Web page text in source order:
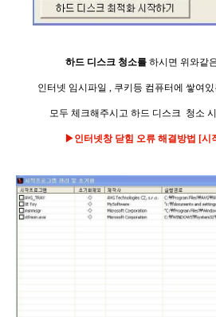
하드 디스크 청소를 하시면 위와같
인터넷 임시파일 , 쿠키등 컴퓨터에 쌓여
모두 체크해주시고 하드 디스크 청소
▶인터넷창 닫힘 오류 해결방법 [시